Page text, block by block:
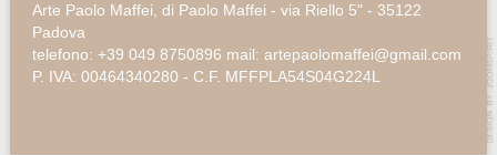
Arte Paolo Maffei, di Paolo Maffei - via Riello 5" - 35122
Padova
telefono: +39 049 8750896 mail: artepaolomaffei@gmail.com
P. IVA: 00464340280 - C.F. MFFPLA54S04G224L